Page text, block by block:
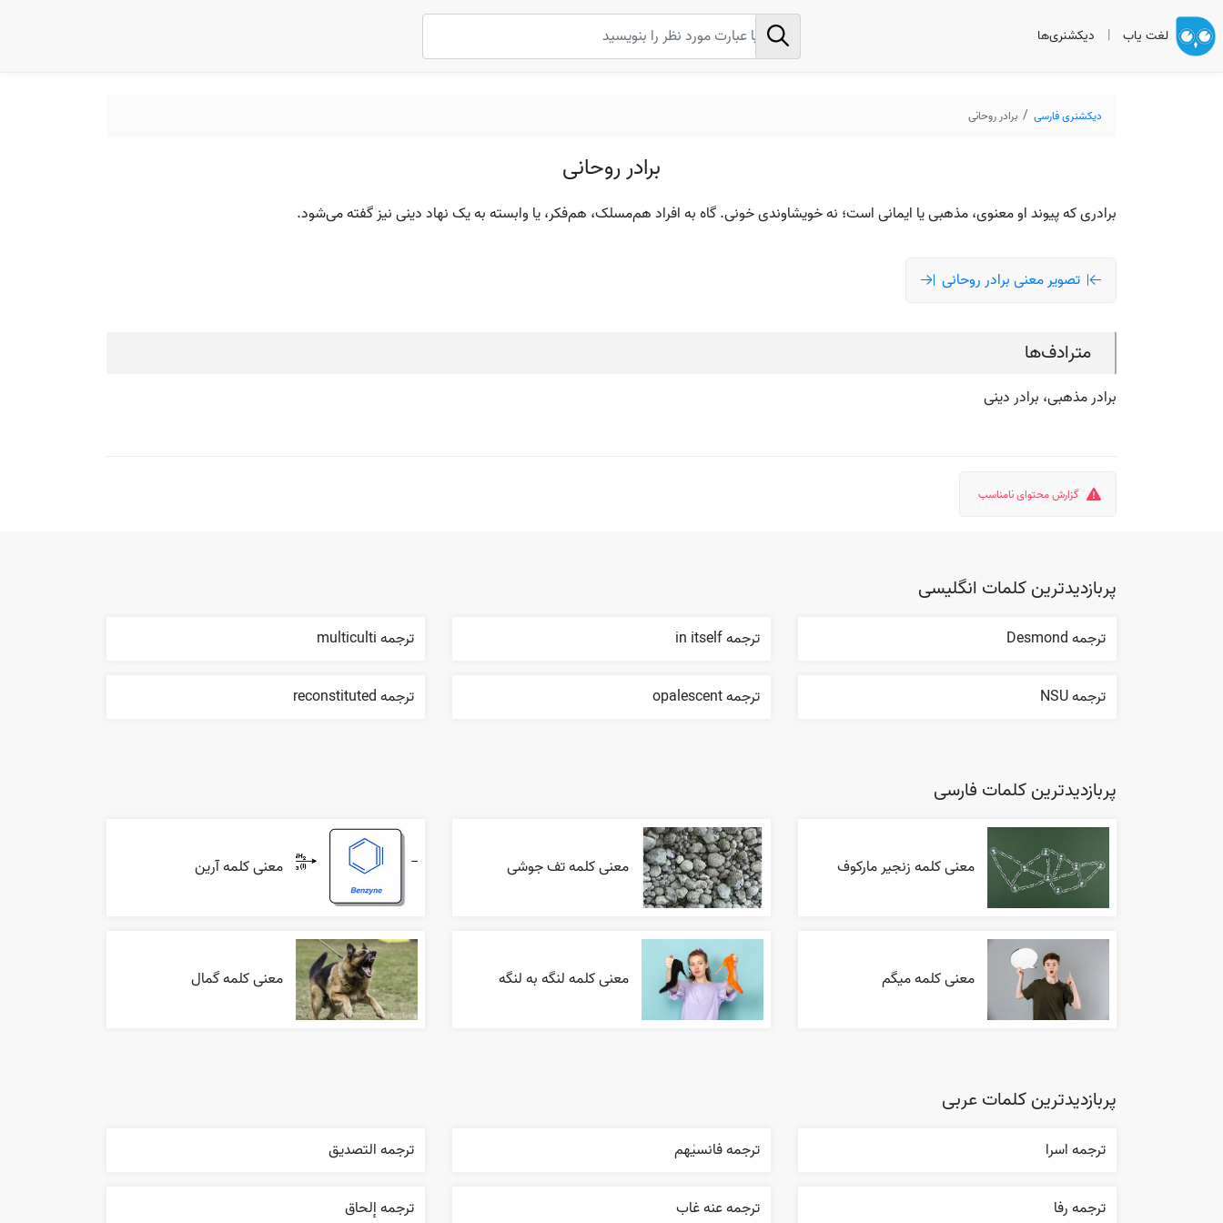
لغت یاب | دیکشنری‌ها
دیکشنری فارسی برادر روحانی
برادر روحانی
برادری که پیوند او معنوی، مذهبی یا ایمانی است؛ نه خویشاوندی خونی. گاه به افراد هم‌مسلک، هم‌فکر، یا وابسته به یک نهاد دینی نیز گفته می‌شود.
تصویر معنی برادر روحانی
مترادف‌ها
برادر مذهبی، برادر دینی
گزارش محتوای نامناسب
پربازدیدترین کلمات انگلیسی
ترجمه Desmond ترجمه in itself ترجمه multiculti
ترجمه NSU ترجمه opalescent ترجمه reconstituted
پربازدیدترین کلمات فارسی
معنی کلمه زنجیر مارکوف معنی کلمه تف جوشی معنی کلمه آرین
معنی کلمه میگم معنی کلمه لنگه به لنگه معنی کلمه گمال
پربازدیدترین کلمات عربی
ترجمه اسرا ترجمه فانسیٰهم ترجمه التصديق
ترجمه رفا ترجمه عنه غاب ترجمه إلحاق